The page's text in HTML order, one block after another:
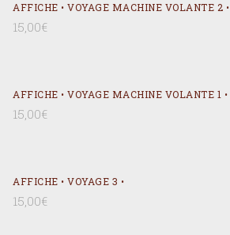
AFFICHE • VOYAGE MACHINE VOLANTE 2 •
15,00€
AFFICHE • VOYAGE MACHINE VOLANTE 1 •
15,00€
AFFICHE • VOYAGE 3 •
15,00€